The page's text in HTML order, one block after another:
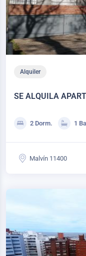
Alquiler
SE ALQUILA
2 Dorm. 1
Malvín 11400